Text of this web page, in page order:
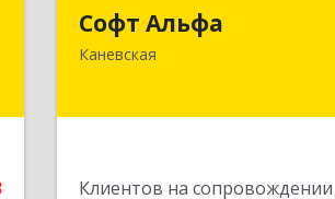
Софт Альфа
Каневская
Клиентов на сопровождении
353730,
Каневской р-н,